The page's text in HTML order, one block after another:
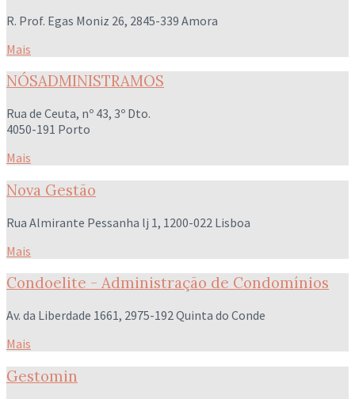
R. Prof. Egas Moniz 26, 2845-339 Amora
Mais
NÓSADMINISTRAMOS
Rua de Ceuta, nº 43, 3º Dto.
4050-191 Porto
Mais
Nova Gestão
Rua Almirante Pessanha lj 1, 1200-022 Lisboa
Mais
Condoelite - Administração de Condomínios
Av. da Liberdade 1661, 2975-192 Quinta do Conde
Mais
Gestomin